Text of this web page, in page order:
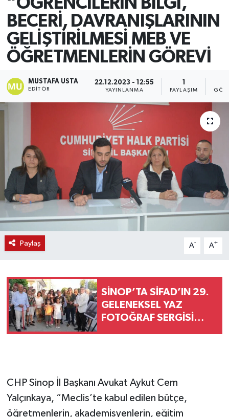
BECERİ, DAVRANIŞLARININ
GELİŞTİRİLMESİ MEB VE
ÖĞRETMENLERİN GÖREVİ
MUSTAFA USTA
EDITÖR
22.12.2023 - 12:55
YAYINLANMA
1
PAYLAŞIM
Paylaş A- A+
SİNOP’TA SİFAD’IN 29.
GELENEKSEL YAZ
FOTOĞRAF SERGİSİ
CHP Sinop İl Başkanı Avukat Aykut Cem
Yalçınkaya, “Meclis’te kabul edilen bütçe,
öğretmenlerin, akademisyenlerin, eğitim